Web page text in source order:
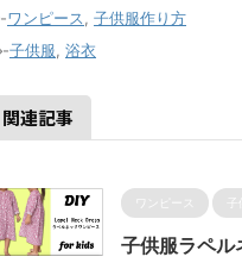
-ワンピース, 子供服作り方
-子供服, 浴衣
関連記事
ワンピース
子供服ラペル